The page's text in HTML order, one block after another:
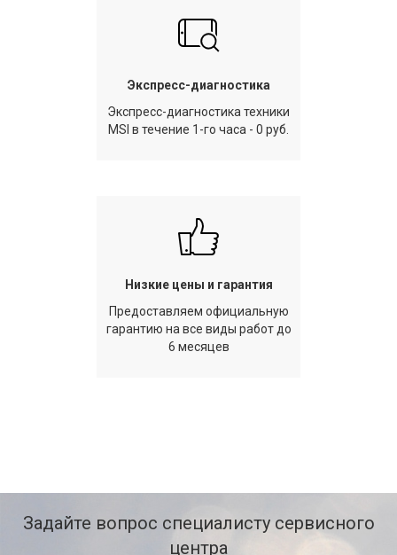
Экспресс-диагностика
Экспресс-диагностика техники
MSI в течение 1-го часа - 0 руб.
Низкие цены и гарантия
Предоставляем официальную
гарантию на все виды работ до
6 месяцев
Задайте вопрос специалисту сервисного
центра